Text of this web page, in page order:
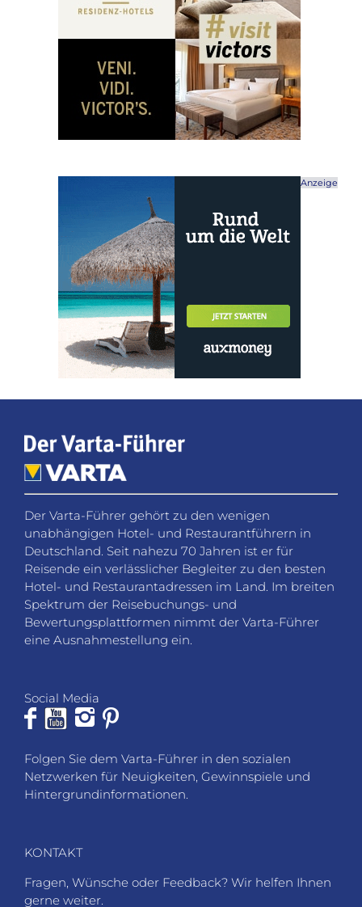
Anzeige
Der Varta-Führer gehört zu den wenigen
unabhängigen Hotel- und Restaurantführern in
Deutschland. Seit nahezu 70 Jahren ist er für
Reisende ein verlässlicher Begleiter zu den besten
Hotel- und Restaurantadressen im Land. Im breiten
Spektrum der Reisebuchungs- und
Bewertungsplattformen nimmt der Varta-Führer
eine Ausnahmestellung ein.
Social Media
Folgen Sie dem Varta-Führer in den sozialen
Netzwerken für Neuigkeiten, Gewinnspiele und
Hintergrundinformationen.
KONTAKT
Fragen, Wünsche oder Feedback? Wir helfen Ihnen
gerne weiter.